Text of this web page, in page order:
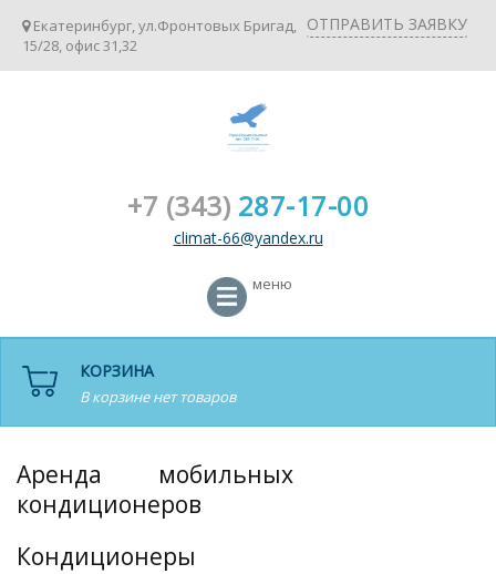
ОТПРАВИТЬ ЗАЯВКУ
Екатеринбург, ул.Фронтовых Бригад,
15/28, офис 31,32
+7 (343) 287-17-00
climat-66@yandex.ru
КОРЗИНА
В корзине нет товаров
меню
Аренда мобильных
кондиционеров
Кондиционеры